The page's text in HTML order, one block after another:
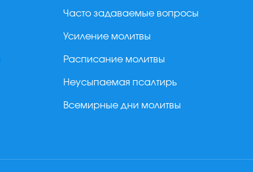
Часто задаваемые вопросы
Усиление молитвы
Расписание молитвы
Неусыпаемая псалтирь
Всемирные дни молитвы